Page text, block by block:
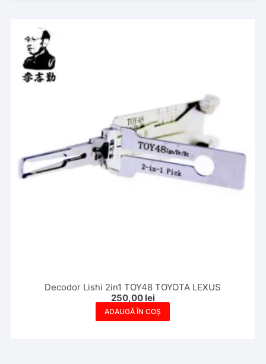
Decodor Lishi 2in1 TOY48 TOYOTA LEXUS
250,00 lei
ADAUGĂ ÎN COȘ